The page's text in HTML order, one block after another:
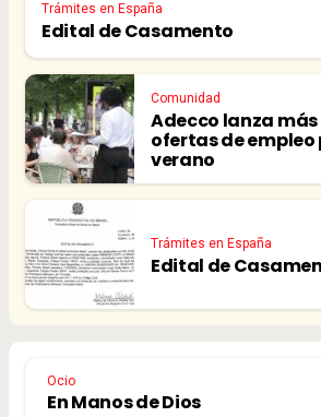
Trámites en España
Edital de Casamento
Comunidad
Adecco lanza más
ofertas de empleo
verano
Trámites en España
Edital de
Ocio
En Manos de Dios